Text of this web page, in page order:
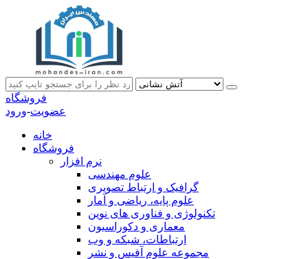
فروشگاه
عضویت-ورود
خانه
فروشگاه
نرم افزار
علوم مهندسی
گرافیک و ارتباط تصویری
علوم پایه، ریاضی و آمار
تکنولوژی و فناوری های نوین
معماری و دکوراسیون
ارتباطات، شبکه و وب
مجموعه علوم آفیس و نشر